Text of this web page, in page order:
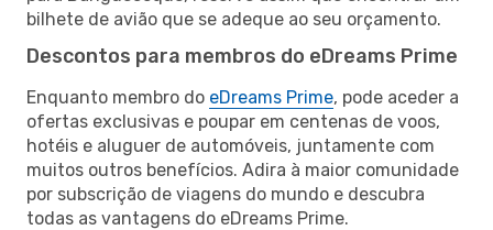
bilhete de avião que se adeque ao seu orçamento.
Descontos para membros do eDreams Prime
Enquanto membro do eDreams Prime, pode aceder a
ofertas exclusivas e poupar em centenas de voos,
hotéis e aluguer de automóveis, juntamente com
muitos outros benefícios. Adira à maior comunidade
por subscrição de viagens do mundo e descubra
todas as vantagens do eDreams Prime.